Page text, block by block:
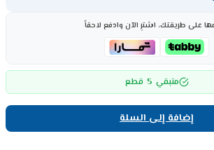
على طريقتك، اشترِ الآن وادفع لاحقاً
متبقي 5 قطع
إضافة إلى السلة